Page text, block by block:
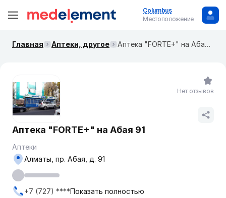
Columbus
Местоположение
Главная Аптеки, другое Аптека "FORTE+" на Абая 91
Аптека "FORTE+" на Абая 91
Аптеки
Алматы, пр. Абая, д. 91
+7 (727) ****Показать полностью
Нет отзывов